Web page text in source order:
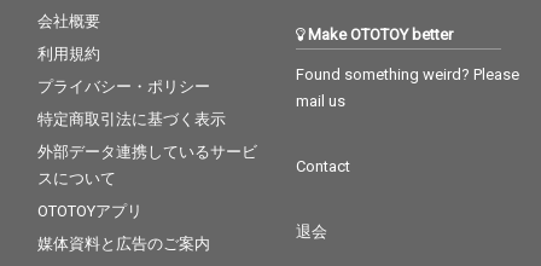
会社概要
利用規約
プライバシー・ポリシー
特定商取引法に基づく表示
外部データ連携しているサービ
スについて
OTOTOYアプリ
媒体資料と広告のご案内
Make OTOTOY better
Found something weird? Please
mail us
Contact
退会